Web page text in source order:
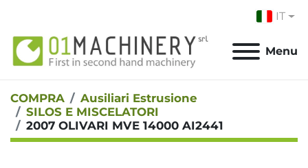
IT
Menu
COMPRA
Ausiliari Estrusione
SILOS E MISCELATORI
2007 OLIVARI MVE 14000 AI2441